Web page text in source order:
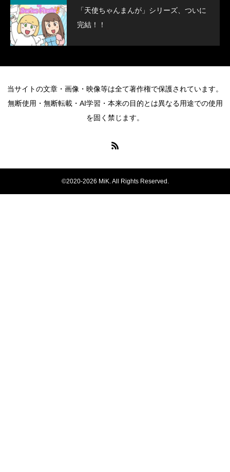
「天使ちゃんまんが」シリーズ、ついに
完結！！
当サイトの文章・画像・映像等は全て著作権で保護されています。
無断使用・無断転載・AI学習・本来の目的とは異なる用途での使用
を固く禁じます。
©2020-2026 MiK. All Rights Reserved.